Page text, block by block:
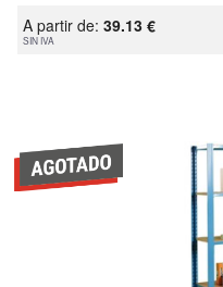
A partir de: 39.13 €
SIN IVA